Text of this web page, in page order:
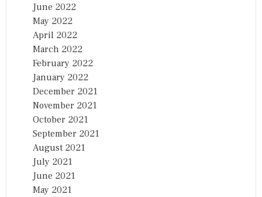
June 2022
May 2022
April 2022
March 2022
February 2022
January 2022
December 2021
November 2021
October 2021
September 2021
August 2021
July 2021
June 2021
May 2021